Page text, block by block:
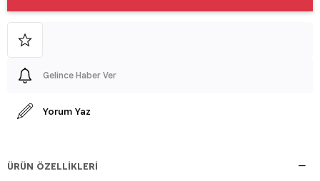
Gelince Haber Ver
Yorum Yaz
ÜRÜN ÖZELLIKLERI